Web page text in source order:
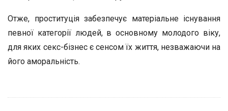
Отже, проституція забезпечує матеріальне існування
певної категорії людей, в основному молодого віку,
для яких секс-бізнес є сенсом їх життя, незважаючи на
його аморальність.